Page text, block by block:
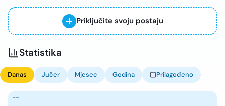
Priključite svoju postaju
Statistika
Danas Jučer Mjesec Godina Prilagođeno
--